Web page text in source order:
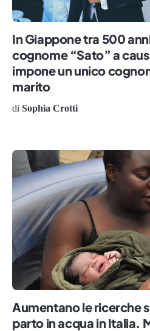
In Giappone tra 500
cognome “Sato” a
impone un unico
marito
di Sophia Crotti
Aumentano le ricerche
parto in acqua in Italia.